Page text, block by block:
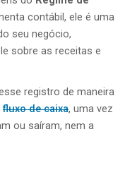
contábil, ele é uma
seu negócio,
sobre as receitas e
registro de maneira
fluxo de caixa, uma vez
ou saíram, nem a